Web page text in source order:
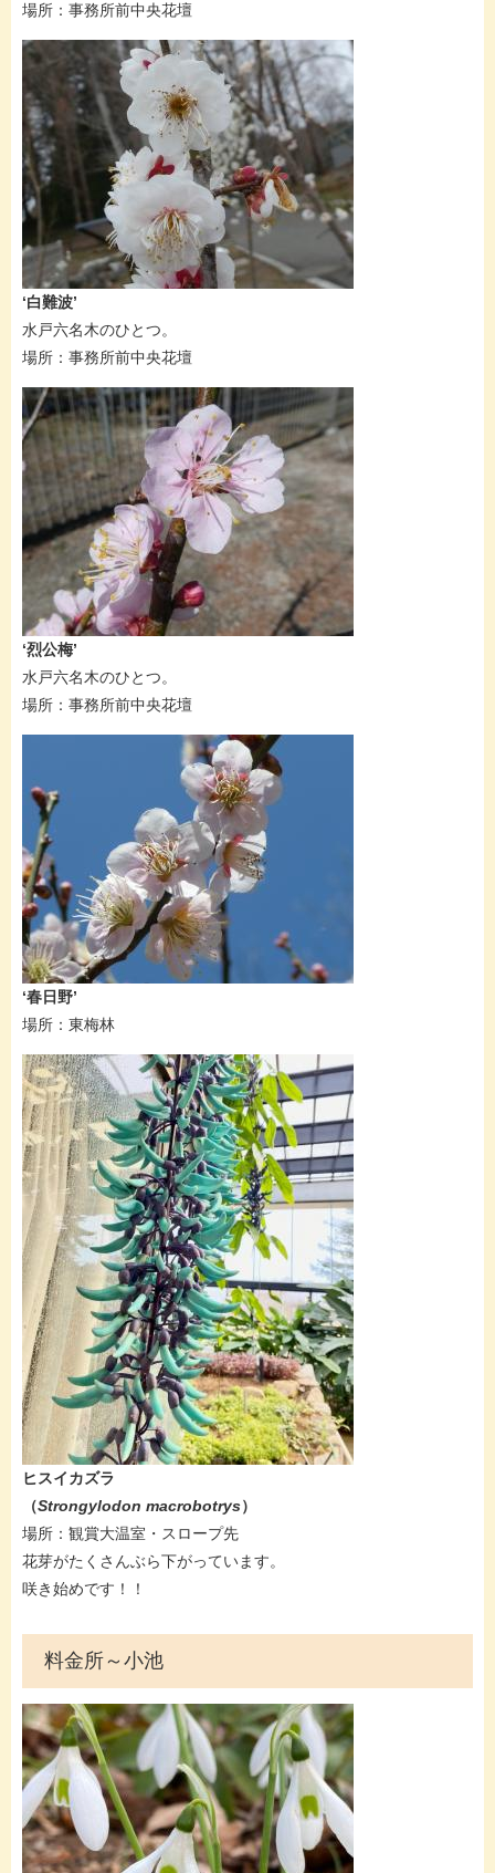
場所：事務所前中央花壇​​
​‘白難波’
水戸六名木のひとつ。​
場所：事務所前中央花壇​
​‘烈公梅’
水戸六名木のひとつ。​
場所：事務所前中央花壇
​‘春日野’
場所：東梅林​
​​​​ヒスイカズラ
（Strongylodon macrobotrys​​）
場所：観賞大温室・スロープ先
花芽がたくさんぶら下がっています。
咲き始めです！！
料金所～小池